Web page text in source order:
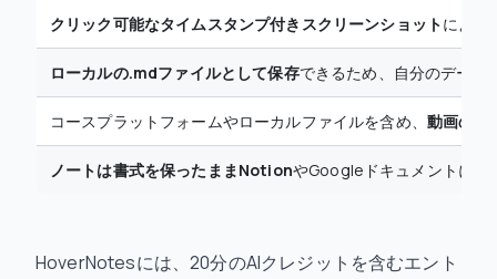
クリック可能なタイムスタンプ付きスクリーンショットにより
ローカルの.mdファイルとして保存できるため、自分のデータ
コースプラットフォームやローカルファイルを含め、 動画のあ
ノートは書式を保ったままNotionやGoogleドキュメントにき
HoverNotesには、20分のAIクレジットを含むエント